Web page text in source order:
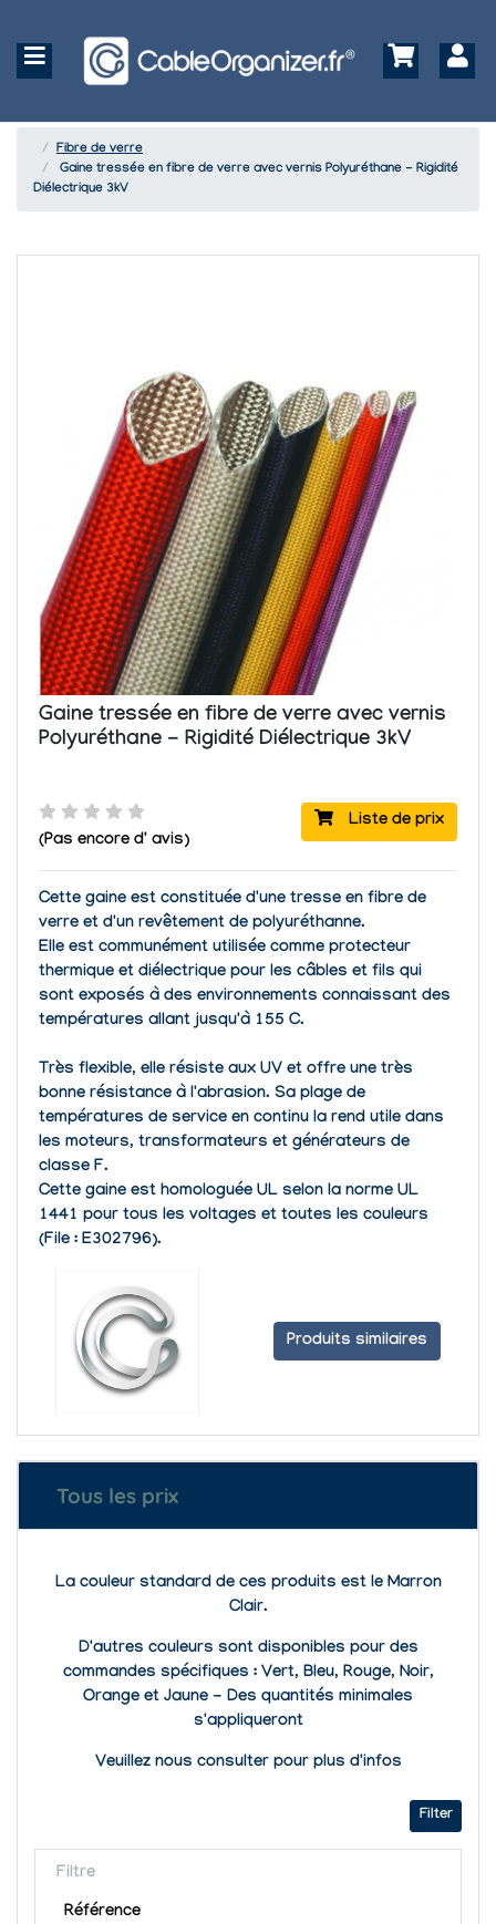
Fibre de verre
Gaine tressée en fibre de verre avec vernis Polyuréthane - Rigidité
Diélectrique 3kV
Gaine tressée en fibre de verre avec vernis
Polyuréthane - Rigidité Diélectrique 3kV
Liste de prix
(Pas encore d' avis)
Cette gaine est constituée d'une tresse en fibre de
verre et d'un revêtement de polyuréthanne.
Elle est communément utilisée comme protecteur
thermique et diélectrique pour les câbles et fils qui
sont exposés à des environnements connaissant des
températures allant jusqu'à 155 C.
Très flexible, elle résiste aux UV et offre une très
bonne résistance à l'abrasion. Sa plage de
températures de service en continu la rend utile dans
les moteurs, transformateurs et générateurs de
classe F.
Cette gaine est homologuée UL selon la norme UL
1441 pour tous les voltages et toutes les couleurs
(File : E302796).
Produits similaires
Tous les prix
La couleur standard de ces produits est le Marron
Clair.
D'autres couleurs sont disponibles pour des
commandes spécifiques : Vert, Bleu, Rouge, Noir,
Orange et Jaune - Des quantités minimales
s'appliqueront
Veuillez nous consulter pour plus d'infos
Filter
Filtre
Référence